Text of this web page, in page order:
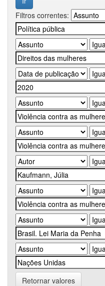
Filtros correntes:
Retornar valores